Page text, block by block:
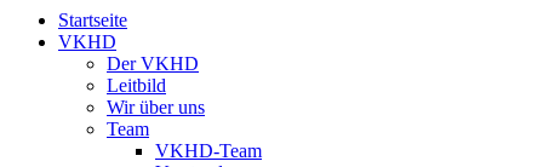
Startseite
VKHD
Der VKHD
Leitbild
Wir über uns
Team
VKHD-Team